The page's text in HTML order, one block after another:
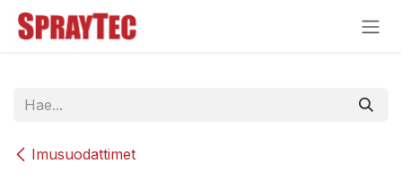
Siirry sisältöön
Imusuodattimet